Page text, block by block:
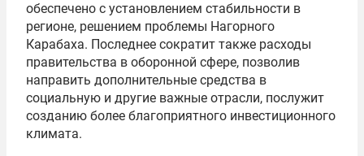
обеспечено с установлением стабильности в
регионе, решением проблемы Нагорного
Карабаха. Последнее сократит также расходы
правительства в оборонной сфере, позволив
направить дополнительные средства в
социальную и другие важные отрасли, послужит
созданию более благоприятного инвестиционного
климата.